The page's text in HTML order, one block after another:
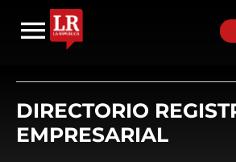
DIRECTORIO
EMPRESARIAL